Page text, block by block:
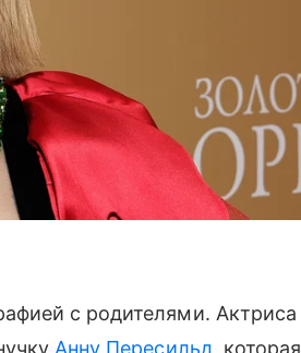
с родителями. Актриса
Анну Пересильд , которая